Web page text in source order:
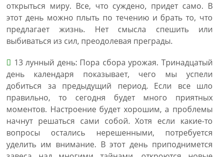
открыться миру. Все, что суждено, придет само. В
этот день можно плыть по течению и брать то, что
предлагает жизнь. Нет смысла спешить или
выбиваться из сил, преодолевая преграды.
13 лунный день: Пора сбора урожая. Тринадцатый
день календаря показывает, чего мы успели
добиться за предыдущий период. Если все шло
правильно, то сегодня будет много приятных
моментов. Настроение будет хорошим, а проблемы
начнут решаться сами собой. Хотя если какие-то
вопросы остались нерешенными, потребуется
уделить им внимание. В этот день приподнимется